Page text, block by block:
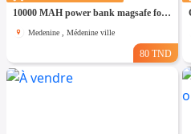
10000 MAH power bank magsafe for iphone
Medenine , Médenine ville
80 TND